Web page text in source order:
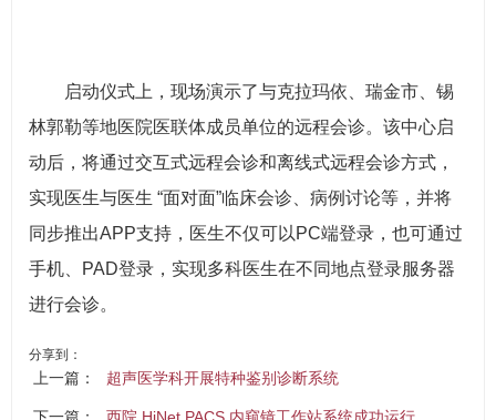
启动仪式上，现场演示了与克拉玛依、瑞金市、锡
林郭勒等地医院医联体成员单位的远程会诊。该中心启
动后，将通过交互式远程会诊和离线式远程会诊方式，
实现医生与医生 “面对面”临床会诊、病例讨论等，并将
同步推出APP支持，医生不仅可以PC端登录，也可通过
手机、PAD登录，实现多科医生在不同地点登录服务器
进行会诊。
分享到：
上一篇： 超声医学科开展特种鉴别诊断系统